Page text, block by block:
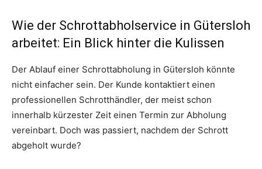
Wie der Schrottabholservice in Gütersloh
arbeitet: Ein Blick hinter die Kulissen
Der Ablauf einer Schrottabholung in Gütersloh könnte
nicht einfacher sein. Der Kunde kontaktiert einen
professionellen Schrotthändler, der meist schon
innerhalb kürzester Zeit einen Termin zur Abholung
vereinbart. Doch was passiert, nachdem der Schrott
abgeholt wurde?